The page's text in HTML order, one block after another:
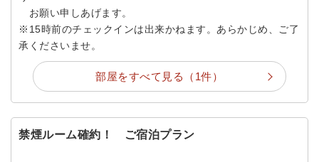
お願い申しあげます。
※15時前のチェックインは出来かねます。あらかじめ、ご了
承くださいませ。
部屋をすべて見る（1件）
禁煙ルーム確約！ ご宿泊プラン